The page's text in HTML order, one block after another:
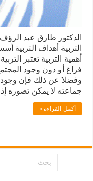
الدكتور طارق عبد
التربية أهداف التربية
أهمية التربية تعتبر
فراغ أو دون وجود
وفضلا عن ذلك فإن وجود
جماعته لا يمكن تصوره
أكمل القراءة »